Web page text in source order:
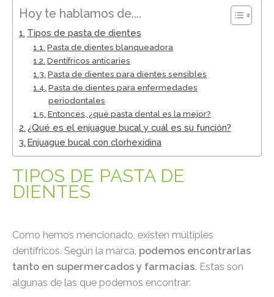
Hoy te hablamos de....
Tipos de pasta de dientes
Pasta de dientes blanqueadora
Dentífricos anticaries
Pasta de dientes para dientes sensibles
Pasta de dientes para enfermedades
periodontales
Entonces, ¿qué pasta dental es la mejor?
¿Qué es el enjuague bucal y cuál es su función?
Enjuague bucal con clorhexidina
TIPOS DE PASTA DE
DIENTES
Como hemos mencionado, existen múltiples
dentífricos. Según la marca, podemos encontrarlas
tanto en supermercados y farmacias. Estas son
algunas de las que podemos encontrar: